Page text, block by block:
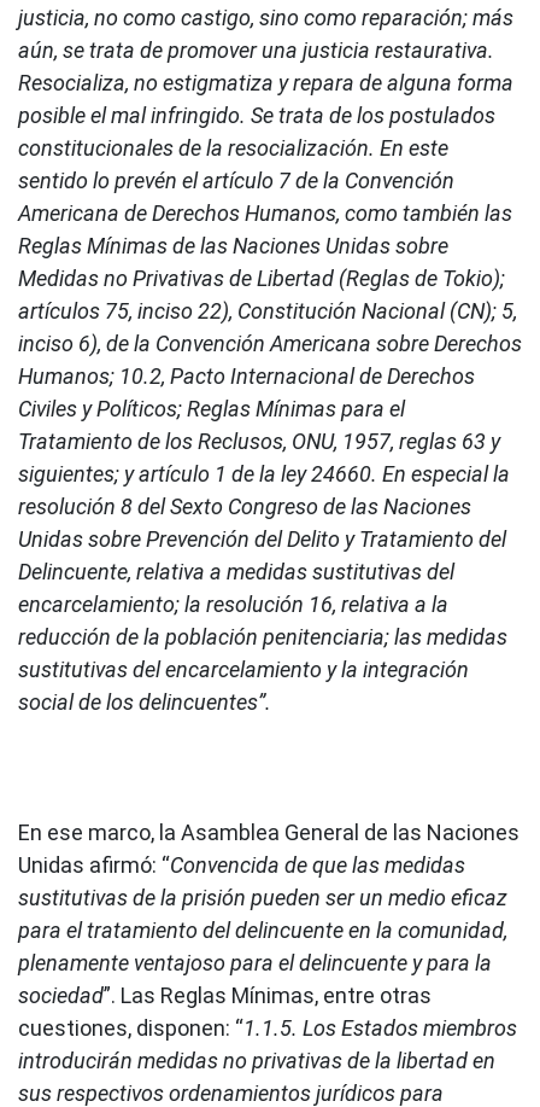
justicia, no como castigo, sino como reparación; más
aún, se trata de promover una justicia restaurativa.
Resocializa, no estigmatiza y repara de alguna forma
posible el mal infringido. Se trata de los postulados
constitucionales de la resocialización. En este
sentido lo prevén el artículo 7 de la Convención
Americana de Derechos Humanos, como también las
Reglas Mínimas de las Naciones Unidas sobre
Medidas no Privativas de Libertad (Reglas de Tokio);
artículos 75, inciso 22), Constitución Nacional (CN); 5,
inciso 6), de la Convención Americana sobre Derechos
Humanos; 10.2, Pacto Internacional de Derechos
Civiles y Políticos; Reglas Mínimas para el
Tratamiento de los Reclusos, ONU, 1957, reglas 63 y
siguientes; y artículo 1 de la ley 24660. En especial la
resolución 8 del Sexto Congreso de las Naciones
Unidas sobre Prevención del Delito y Tratamiento del
Delincuente, relativa a medidas sustitutivas del
encarcelamiento; la resolución 16, relativa a la
reducción de la población penitenciaria; las medidas
sustitutivas del encarcelamiento y la integración
social de los delincuentes”.
En ese marco, la Asamblea General de las Naciones
Unidas afirmó: “Convencida de que las medidas
sustitutivas de la prisión pueden ser un medio eficaz
para el tratamiento del delincuente en la comunidad,
plenamente ventajoso para el delincuente y para la
sociedad”. Las Reglas Mínimas, entre otras
cuestiones, disponen: “1.1.5. Los Estados miembros
introducirán medidas no privativas de la libertad en
sus respectivos ordenamientos jurídicos para